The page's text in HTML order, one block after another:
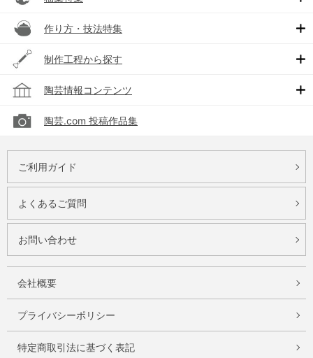
作り方・技法特集
制作工程から探す
陶芸情報コンテンツ
陶芸.com 投稿作品集
ご利用ガイド
よくあるご質問
お問い合わせ
会社概要
プライバシーポリシー
特定商取引法に基づく表記